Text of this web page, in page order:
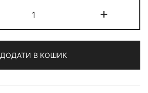
Brush
Sign
Touch
NEW
кількість
+
ДОДАТИ В КОШИК